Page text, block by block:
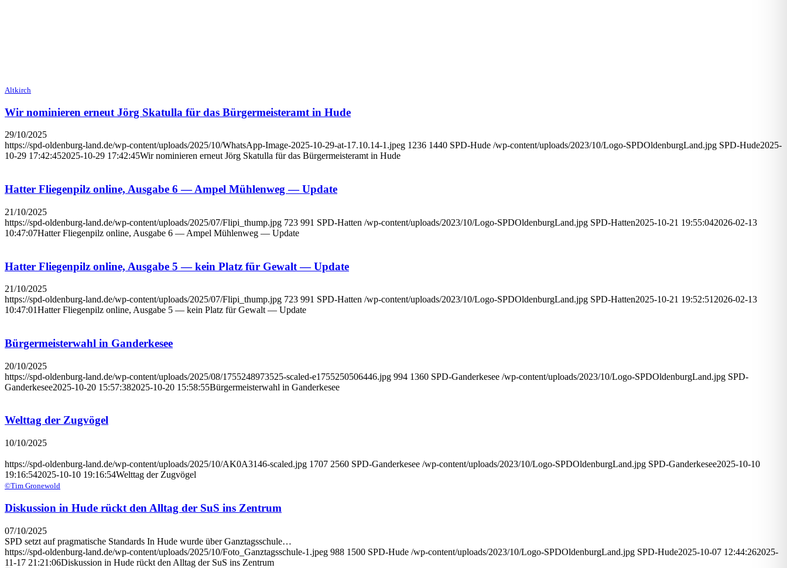
Altkirch
Wir nomi­nie­ren erneut Jörg Ska­tul­la für das Bür­ger­meis­ter­amt in Hude
29/10/2025
https://spd-oldenburg-land.de/wp-content/uploads/2025/10/WhatsApp-Image-2025-10-29-at-17.10.14-1.jpeg 1236 1440 SPD-Hude /wp-content/uploads/2023/10/Logo-SPDOldenburgLand.jpg SPD-Hude2025-
10-29 17:42:452025-10-29 17:42:45Wir nomi­nie­ren erneut Jörg Ska­tul­la für das Bür­ger­meis­ter­amt in Hude
Hat­ter Flie­gen­pilz online, Aus­ga­be 6 — Ampel Müh­len­weg — Update
21/10/2025
https://spd-oldenburg-land.de/wp-content/uploads/2025/07/Flipi_thump.jpg 723 991 SPD-Hatten /wp-content/uploads/2023/10/Logo-SPDOldenburgLand.jpg SPD-Hatten2025-10-21 19:55:042026-02-13
10:47:07Hat­ter Flie­gen­pilz online, Aus­ga­be 6 — Ampel Müh­len­weg — Update
Hat­ter Flie­gen­pilz online, Aus­ga­be 5 — kein Platz für Gewalt — Update
21/10/2025
https://spd-oldenburg-land.de/wp-content/uploads/2025/07/Flipi_thump.jpg 723 991 SPD-Hatten /wp-content/uploads/2023/10/Logo-SPDOldenburgLand.jpg SPD-Hatten2025-10-21 19:52:51 2026-02-13
10:47:01Hat­ter Flie­gen­pilz online, Aus­ga­be 5 — kein Platz für Gewalt — Update
Bür­ger­meis­ter­wahl in Gan­der­ke­see
20/10/2025
https://spd-oldenburg-land.de/wp-content/uploads/2025/08/1755248973525-scaled-e1755250506446.jpg 994 1360 SPD-Ganderkesee /wp-content/uploads/2023/10/Logo-SPDOldenburgLand.jpg SPD-
Ganderkesee2025-10-20 15:57:382025-10-20 15:58:55Bür­ger­meis­ter­wahl in Gan­der­ke­see
Welt­tag der Zug­vö­gel
10/10/2025
https://spd-oldenburg-land.de/wp-content/uploads/2025/10/AK0A3146-scaled.jpg 1707 2560 SPD-Ganderkesee /wp-content/uploads/2023/10/Logo-SPDOldenburgLand.jpg SPD-Ganderkesee2025-10-10
19:16:542025-10-10 19:16:54Welt­tag der Zug­vö­gel
©Tim Gronewold
Dis­kus­si­on in Hude rückt den All­tag der SuS ins Zen­trum
07/10/2025
SPD setzt auf pragmatische Standards In Hude wurde über Ganztagsschule…
https://spd-oldenburg-land.de/wp-content/uploads/2025/10/Foto_Ganztagsschule-1.jpeg 988 1500 SPD-Hude /wp-content/uploads/2023/10/Logo-SPDOldenburgLand.jpg SPD-Hude2025-10-07 12:44:262025-
11-17 21:21:06Dis­kus­si­on in Hude rückt den All­tag der SuS ins Zen­trum